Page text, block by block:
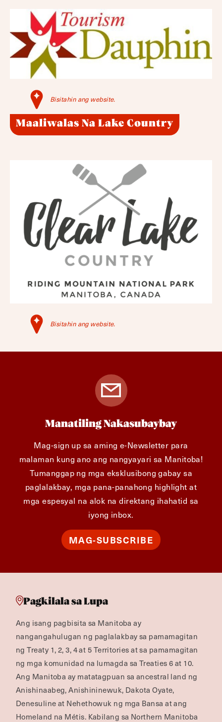
Bisitahin ang website.
Maaliwalas Na Lake Country
Bisitahin ang website.
Manatiling Nakasubaybay
Mag-sign up sa aming e-Newsletter para
malaman kung ano ang nangyayari sa Manitoba!
Tumanggap ng mga eksklusibong gabay sa
paglalakbay, mga pana-panahong highlight at
mga espesyal na alok na direktang ihahatid sa
iyong inbox.
MAG-SUBSCRIBE
Pagkilala sa Lupa
Ang isang pagbisita sa Manitoba ay
nangangahulugan ng paglalakbay sa pamamagitan
ng Treaty 1, 2, 3, 4 at 5 Territories at sa pamamagitan
ng mga komunidad na lumagda sa Treaties 6 at 10.
Ang Manitoba ay matatagpuan sa ancestral land ng
Anishinaabeg, Anishininewuk, Dakota Oyate,
Denesuline at Nehethowuk ng mga Bansa at ang
Homeland na Métis. Kabilang sa Northern Manitoba